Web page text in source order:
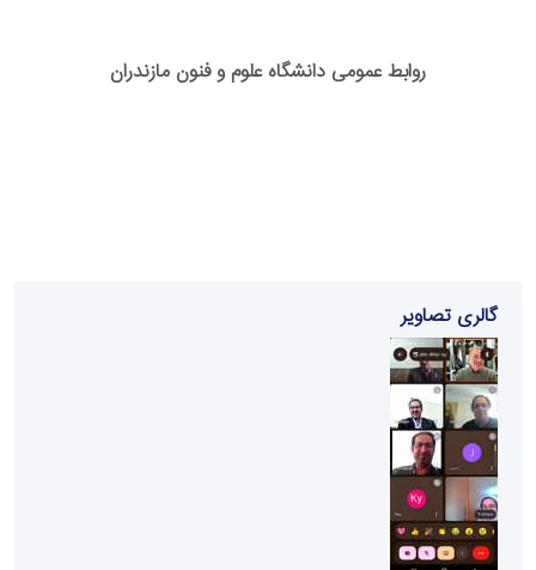
روابط عمومی دانشگاه علوم و فنون مازندران
گالری تصاویر